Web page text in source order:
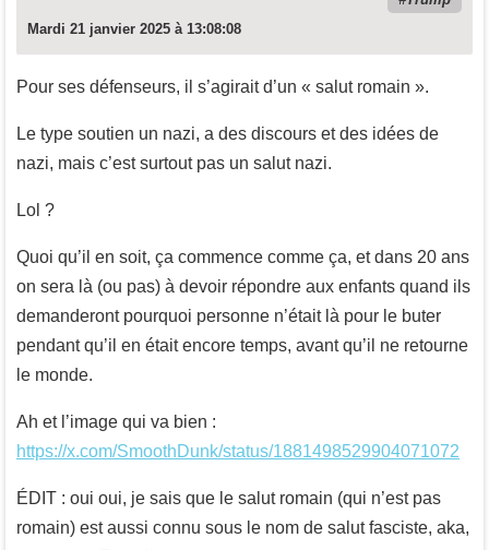
Mardi 21 janvier 2025 à 13:08:08
Pour ses défenseurs, il s’agirait d’un « salut romain ».
Le type soutien un nazi, a des discours et des idées de
nazi, mais c’est surtout pas un salut nazi.
Lol ?
Quoi qu’il en soit, ça commence comme ça, et dans 20 ans
on sera là (ou pas) à devoir répondre aux enfants quand ils
demanderont pourquoi personne n’était là pour le buter
pendant qu’il en était encore temps, avant qu’il ne retourne
le monde.
Ah et l’image qui va bien :
https://x.com/SmoothDunk/status/1881498529904071072
ÉDIT : oui oui, je sais que le salut romain (qui n’est pas
romain) est aussi connu sous le nom de salut fasciste, aka,